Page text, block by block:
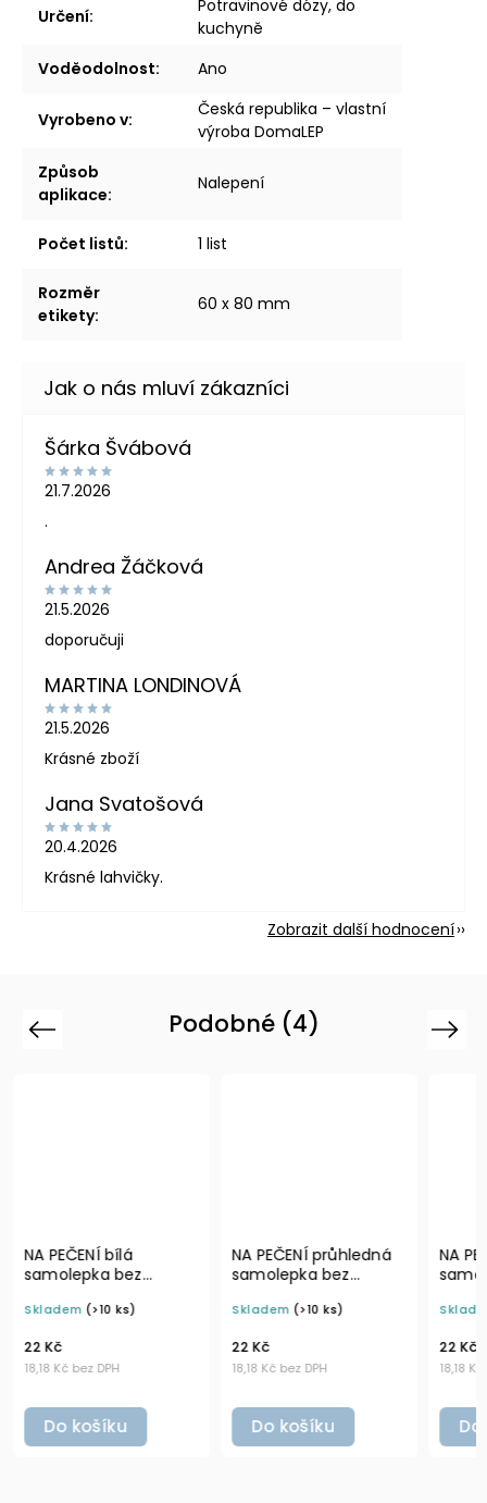
Určení:
Potravinové dózy, do
kuchyně
Voděodolnost: Ano
Vyrobeno v:
Česká republika – vlastní
výroba DomaLEP
Způsob
aplikace:
Nalepení
Počet listů: 1 list
Rozměr
etikety:
60 x 80 mm
Šárka Švábová
21.7.2026
.
Andrea Žáčková
21.5.2026
doporučuji
MARTINA LONDINOVÁ
21.5.2026
Krásné zboží
Jana Svatošová
20.4.2026
Krásné lahvičky.
Zobrazit další hodnocení
Podobné (4)
Previous
× 4
NA PEČENÍ průhledná
samolepka bez
písmo, rozměr 6 × 4
Skladem
18,18 Kč bez DPH
Do košíku
NA PEČENÍ průhledná
samolepka bez
písmo, rozměr 6 × 4
Skladem
18,18 Kč bez DPH
Do košíku
Next